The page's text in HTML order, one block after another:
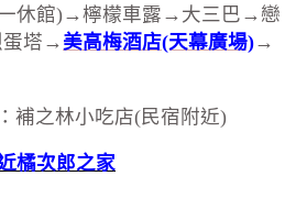
休館)→檸檬車露→大三巴→戀
蛋塔→ 美高梅酒店(天幕廣場)→
補之林小吃店(民宿附近)
橘次郎之家